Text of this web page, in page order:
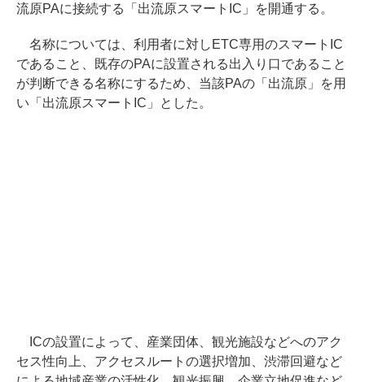
流原PAに接続する「出流原スマートIC」を開通する。
名称については、利用者に対しETC専用のスマートIC
であること、既存のPAに設置される出入り口であること
が判断できる名称にするため、当該PAの「出流原」を用
い「出流原スマートIC」とした。
ICの設置によって、産業団体、観光施設などへのアク
セス性向上、アクセスルートの選択増加、渋滞回避など